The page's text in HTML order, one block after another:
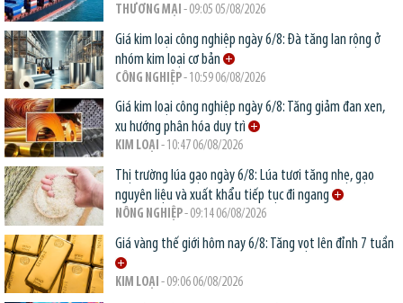
THƯƠNG MẠI - 09:05 05/08/2026
Giá kim loại công nghiệp ngày 6/8: Đà tăng lan rộng ở
nhóm kim loại cơ bản
CÔNG NGHIỆP- 10:59 06/08/2026
Giá kim loại công nghiệp ngày 6/8: Tăng giảm đan xen,
xu hướng phân hóa duy trì
KIM LOẠI - 10:47 06/08/2026
Thị trường lúa gạo ngày 6/8: Lúa tươi tăng nhẹ, gạo
nguyên liệu và xuất khẩu tiếp tục đi ngang
NÔNG NGHIỆP- 09:14 06/08/2026
Giá vàng thế giới hôm nay 6/8: Tăng vọt lên đỉnh 7 tuần
KIM LOẠI - 09:06 06/08/2026